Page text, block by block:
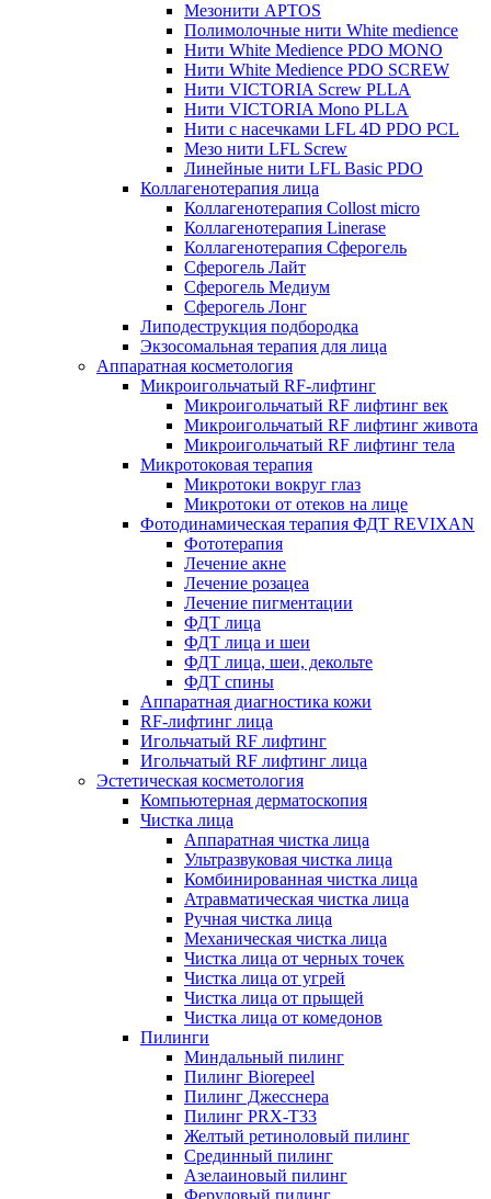
Мезонити APTOS
Полимолочные нити White medience
Нити White Medience PDO MONO
Нити White Medience PDO SCREW
Нити VICTORIA Screw PLLA
Нити VICTORIA Mono PLLA
Нити с насечками LFL 4D PDO PCL
Мезо нити LFL Screw
Линейные нити LFL Basic PDO
Коллагенотерапия лица
Коллагенотерапия Collost micro
Коллагенотерапия Linerase
Коллагенотерапия Сферогель
Сферогель Лайт
Сферогель Медиум
Сферогель Лонг
Липодеструкция подбородка
Экзосомальная терапия для лица
Аппаратная косметология
Микроигольчатый RF-лифтинг
Микроигольчатый RF лифтинг век
Микроигольчатый RF лифтинг живота
Микроигольчатый RF лифтинг тела
Микротоковая терапия
Микротоки вокруг глаз
Микротоки от отеков на лице
Фотодинамическая терапия ФДТ REVIXAN
Фототерапия
Лечение акне
Лечение розацеа
Лечение пигментации
ФДТ лица
ФДТ лица и шеи
ФДТ лица, шеи, декольте
ФДТ спины
Аппаратная диагностика кожи
RF-лифтинг лица
Игольчатый RF лифтинг
Игольчатый RF лифтинг лица
Эстетическая косметология
Компьютерная дерматоскопия
Чистка лица
Аппаратная чистка лица
Ультразвуковая чистка лица
Комбинированная чистка лица
Атравматическая чистка лица
Ручная чистка лица
Механическая чистка лица
Чистка лица от черных точек
Чистка лица от угрей
Чистка лица от прыщей
Чистка лица от комедонов
Пилинги
Миндальный пилинг
Пилинг Biorepeel
Пилинг Джесснера
Пилинг PRX-T33
Желтый ретиноловый пилинг
Срединный пилинг
Азелаиновый пилинг
Феруловый пилинг